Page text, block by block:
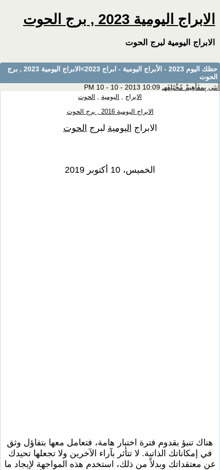
الابراج اليومية 2023 , برج الحوت
الابراج اليومية لبرج الحوت
حظك اليوم 2023 - الأبراج اليومية - ابراج 2023
>الابراج اليومية 2023 , برج
الحوت
أنثى بِمفَآهِيمْ مُخْتَلِفَهـ10:09 PM 10 - 10 - 2013
الابراج , اليومية , الحوت
الابراج اليومية 2016 , برج الحوت
الابراج اليومية لبرج الحوت
الخميس، 10 أكتوبر 2019
هناك تنبؤ بقدوم فترة اختبار هامة، فتعامل معها بتفاؤل وثق
في إمكاناتك الذاتية. لا تتأثر بآراء الآخرين ولا تجعلها تحيدك
عن معتقداتك وبدلاً من ذلك، استخدم هذه المواجهة لإيجاد ما